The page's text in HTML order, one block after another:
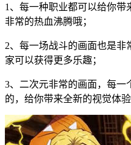
1、每一种职业都可以给你带
非常的热血沸腾哦；
2、每一场战斗的画面也是
家可以获得更多乐趣；
3、二次元非常的画面，每一
的，给你带来全新的视觉体验